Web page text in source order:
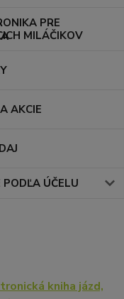
PRE
MILÁČIKOV
AKCIE
PODĽA ÚČELU
kniha jázd,